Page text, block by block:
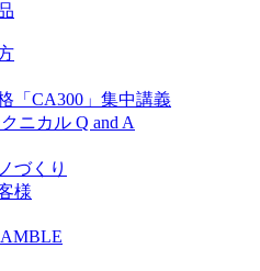
「CA300」集中講義
ニカル Q and A
づくり
様